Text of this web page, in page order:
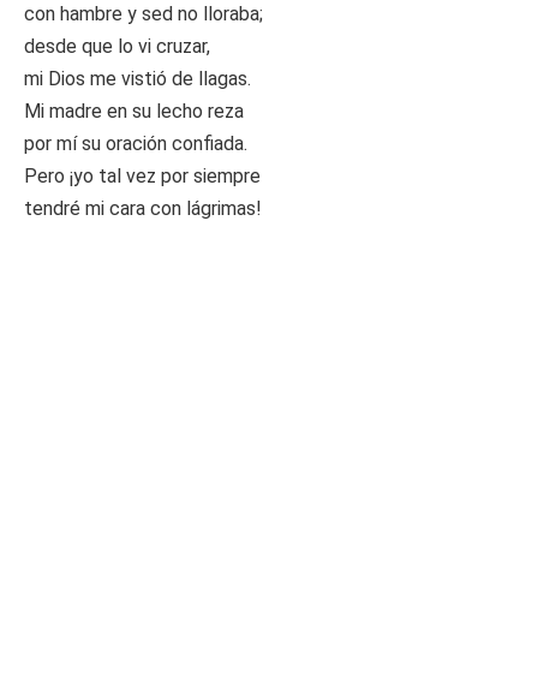
con hambre y sed no lloraba;
desde que lo vi cruzar,
mi Dios me vistió de llagas.
Mi madre en su lecho reza
por mí su oración confiada.
Pero ¡yo tal vez por siempre
tendré mi cara con lágrimas!